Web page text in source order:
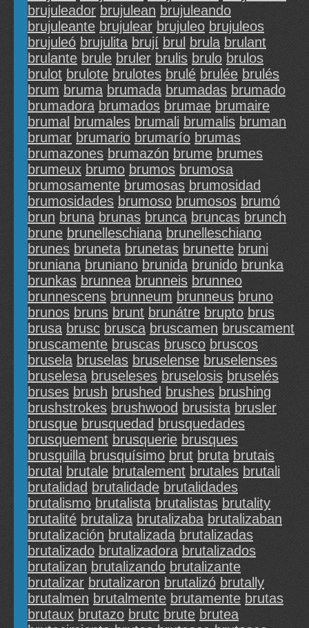
brujuleador brujulean brujuleando
brujuleante brujulear brujuleo brujuleos
brujuleó brujulita brují brul brula brulant
brulante brule bruler brulis brulo brulos
brulot brulote brulotes brulé brulée brulés
brum bruma brumada brumadas brumado
brumadora brumados brumae brumaire
brumal brumales brumali brumalis bruman
brumar brumario brumarío brumas
brumazones brumazón brume brumes
brumeux brumo brumos brumosa
brumosamente brumosas brumosidad
brumosidades brumoso brumosos brumó
brun bruna brunas brunca bruncas brunch
brune brunelleschiana brunelleschiano
brunes bruneta brunetas brunette bruni
bruniana bruniano brunida brunido brunka
brunkas brunnea brunneis brunneo
brunnescens brunneum brunneus bruno
brunos bruns brunt brunátre brupto brus
brusa brusc brusca bruscamen bruscament
bruscamente bruscas brusco bruscos
brusela bruselas bruselense bruselenses
bruselesa bruseleses bruselosis bruselés
bruses brush brushed brushes brushing
brushstrokes brushwood brusista brusler
brusque brusquedad brusquedades
brusquement brusquerie brusques
brusquilla brusquísimo brut bruta brutais
brutal brutale brutalement brutales brutali
brutalidad brutalidade brutalidades
brutalismo brutalista brutalistas brutality
brutalité brutaliza brutalizaba brutalizaban
brutalización brutalizada brutalizadas
brutalizado brutalizadora brutalizados
brutalizan brutalizando brutalizante
brutalizar brutalizaron brutalizó brutally
brutalmen brutalmente brutamente brutas
brutaux brutazo brutc brute brutea